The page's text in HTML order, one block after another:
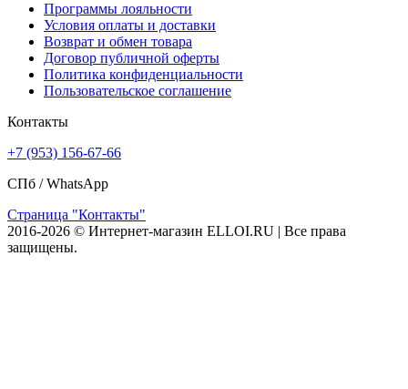
Программы лояльности
Условия оплаты и доставки
Возврат и обмен товара
Договор публичной оферты
Политика конфиденциальности
Пользовательское соглашение
Контакты
+7 (953) 156-67-66
СПб /WhatsApp
Страница "Контакты"
2016-2026 © Интернет-магазин ELLOI.RU | Все права
защищены.